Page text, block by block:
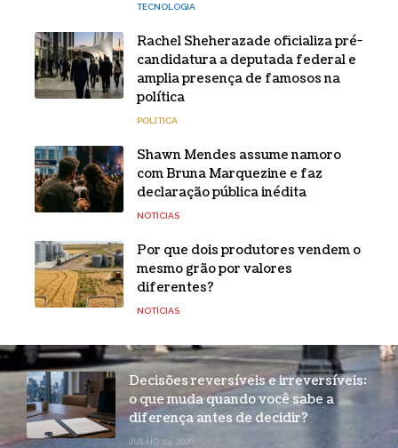
TECNOLOGIA
Rachel Sheherazade oficializa pré-
candidatura a deputada federal e
amplia presença de famosos na
política
POLÍTICA
Shawn Mendes assume namoro
com Bruna Marquezine e faz
declaração pública inédita
NOTÍCIAS
Por que dois produtores vendem o
mesmo grão por valores
diferentes?
NOTÍCIAS
Decisões reversíveis e irreversíveis:
o que muda quando você sabe a
diferença antes de decidir?
JULHO 24, 2026